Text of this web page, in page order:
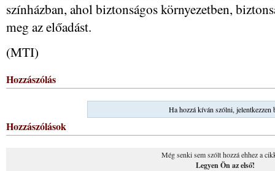
színházban, ahol biztonságos környezetben,
meg az előadást.
(MTI)
Hozzászólás
Ha hozzá kíván szólni, jelentkezzen
Hozzászólások
Még senki sem szólt hozzá ehhez a
Legyen Ön az első!